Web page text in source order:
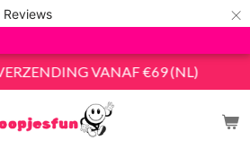
Reviews ×
VANAF €69 (NL)